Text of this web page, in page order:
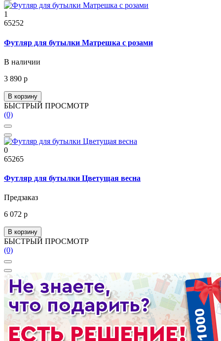
1
65252
Футляр для бутылки Матрешка с розами
В наличии
3 890 р
В корзину
БЫСТРЫЙ ПРОСМОТР
(0)
0
65265
Футляр для бутылки Цветущая весна
Предзаказ
6 072 р
В корзину
БЫСТРЫЙ ПРОСМОТР
(0)